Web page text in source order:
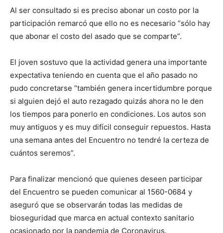
Al ser consultado si es preciso abonar un costo por la
participación remarcó que ello no es necesario “sólo hay
que abonar el costo del asado que se comparte”.
El joven sostuvo que la actividad genera una importante
expectativa teniendo en cuenta que el año pasado no
pudo concretarse “también genera incertidumbre porque
si alguien dejó el auto rezagado quizás ahora no le den
los tiempos para ponerlo en condiciones. Los autos son
muy antiguos y es muy difícil conseguir repuestos. Hasta
una semana antes del Encuentro no tendré la certeza de
cuántos seremos”.
Para finalizar mencionó que quienes deseen participar
del Encuentro se pueden comunicar al 1560-0684 y
aseguró que se observarán todas las medidas de
bioseguridad que marca en actual contexto sanitario
ocasionado por la pandemia de Coronavirus.